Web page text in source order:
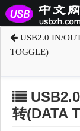
USB2.0 IN/
TOGGLE)
转(DATA